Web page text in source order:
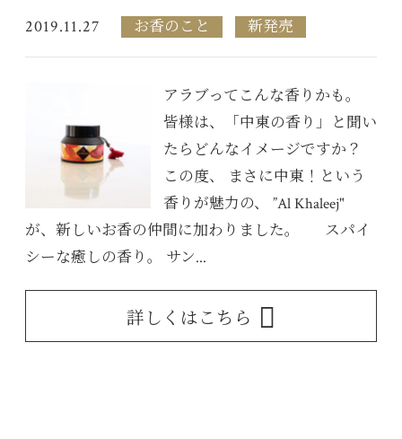
2019.11.27 お香のこと 新発売
アラブってこんな香りかも。
皆様は、「中東の香り」と聞い
たらどんなイメージですか？
この度、 まさに中東！という
香りが魅力の、 ”Al Khaleej"
が、新しいお香の仲間に加わりました。 スパイ
シーな癒しの香り。 サン...
詳しくはこちら